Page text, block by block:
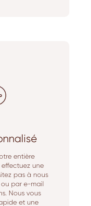
entière
une
pas à nous
par e-mail
Nous vous
et une